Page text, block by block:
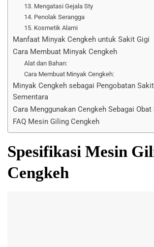
13. Mengatasi Gejala Sty
14. Penolak Serangga
15. Kosmetik Alami
Manfaat Minyak Cengkeh untuk Sakit Gigi
Cara Membuat Minyak Cengkeh
Alat dan Bahan:
Cara Membuat Minyak Cengkeh:
Minyak Cengkeh sebagai Pengobatan
Sementara
Cara Menggunakan Cengkeh Sebagai
FAQ Mesin Giling Cengkeh
Spesifikasi Mesin
Cengkeh